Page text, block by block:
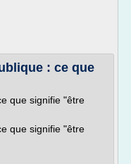
: ce que
que signifie "être
que signifie "être